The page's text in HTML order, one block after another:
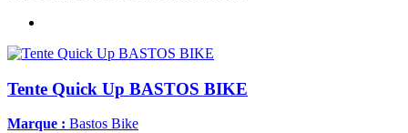
Tente Quick Up BASTOS BIKE
Marque : Bastos Bike